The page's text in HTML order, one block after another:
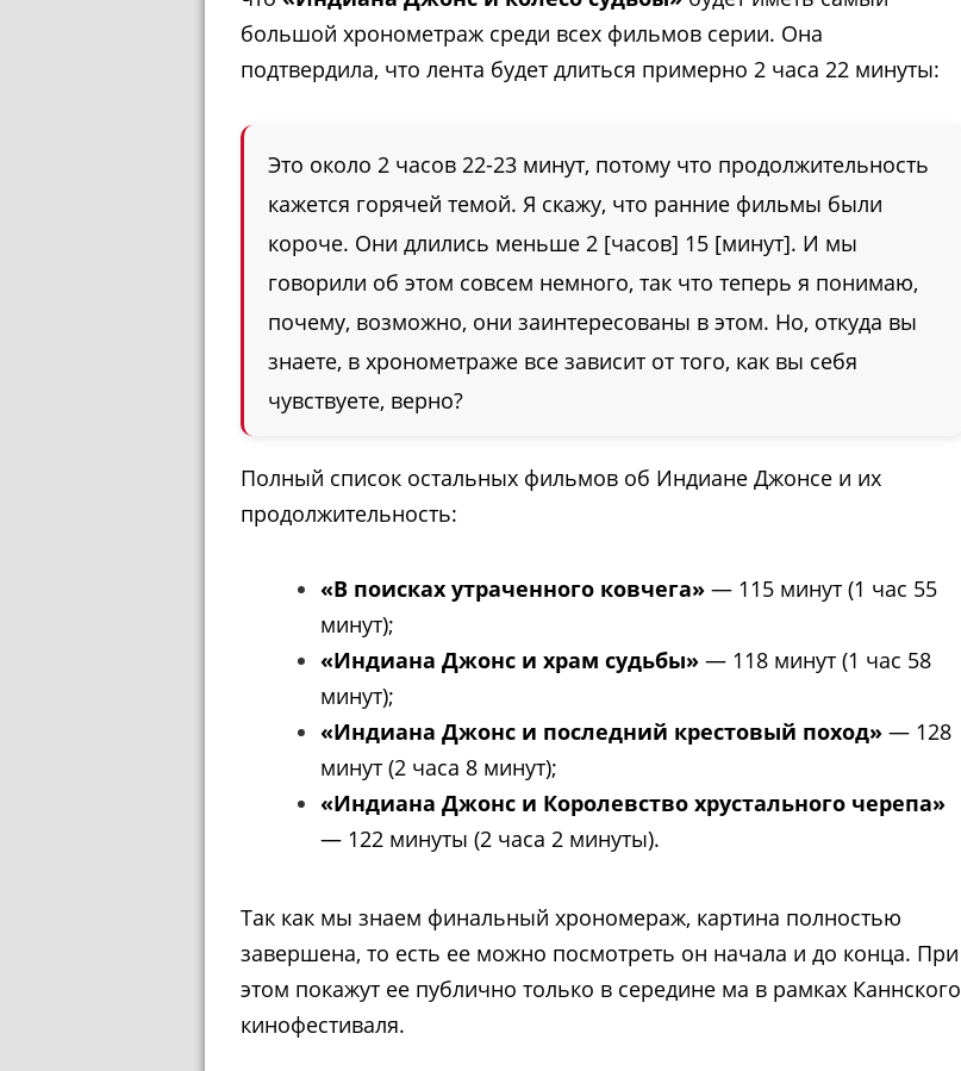
большой хронометраж среди всех фильмов серии. Она
подтвердила, что лента будет длиться примерно 2 часа 22 минуты:
Это около 2 часов 22-23 минут, потому что продолжительность
кажется горячей темой. Я скажу, что ранние фильмы были
короче. Они длились меньше 2 [часов] 15 [минут]. И мы
говорили об этом совсем немного, так что теперь я понимаю,
почему, возможно, они заинтересованы в этом. Но, откуда вы
знаете, в хронометраже все зависит от того, как вы себя
чувствуете, верно?
Полный список остальных фильмов об Индиане Джонсе и их
продолжительность:
«В поисках утраченного ковчега» — 115 минут (1 час 55
минут);
«Индиана Джонс и храм судьбы» — 118 минут (1 час 58
минут);
«Индиана Джонс и последний крестовый поход» — 128
минут (2 часа 8 минут);
«Индиана Джонс и Королевство хрустального черепа»
— 122 минуты (2 часа 2 минуты).
Так как мы знаем финальный хрономераж, картина полностью
завершена, то есть ее можно посмотреть он начала и до конца. При
этом покажут ее публично только в середине ма в рамках Каннского
кинофестиваля.